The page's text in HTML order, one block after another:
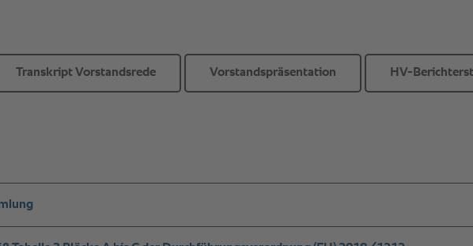
Transkript Vorstandsrede Vorstandspräsentation HV-